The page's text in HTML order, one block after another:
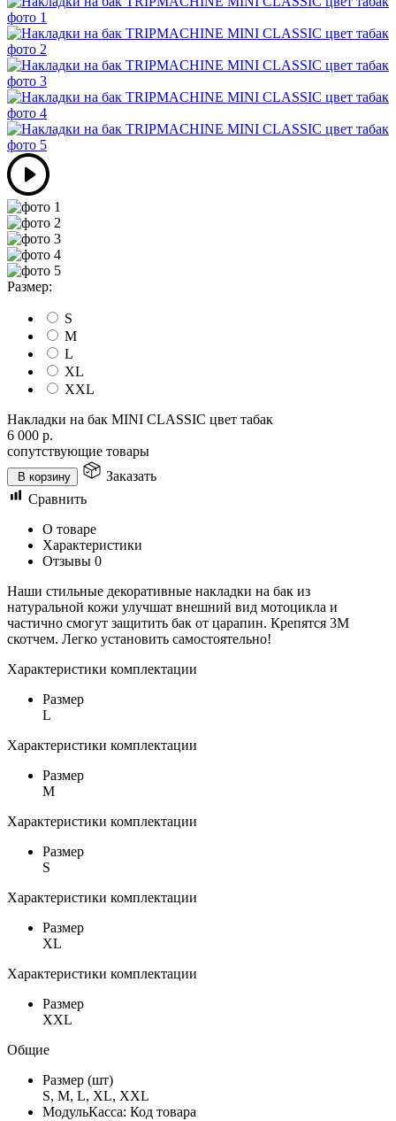
Размер:
S
M
L
XL
XXL
Накладки на бак MINI CLASSIC цвет табак
6 000 р.
сопутствующие товары
В корзину
Заказать
Сравнить
О товаре
Характеристики
Отзывы 0
Наши стильные декоративные накладки на бак из
натуральной кожи улучшат внешний вид мотоцикла и
частично смогут защитить бак от царапин. Крепятся 3М
скотчем. Легко установить самостоятельно!
Характеристики комплектации
Размер
L
Характеристики комплектации
Размер
M
Характеристики комплектации
Размер
S
Характеристики комплектации
Размер
XL
Характеристики комплектации
Размер
XXL
Общие
Размер (шт)
S, M, L, XL, XXL
МодульКасса: Код товара